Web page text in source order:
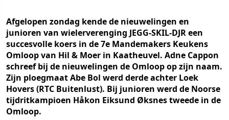
Afgelopen zondag kende de nieuwelingen en
junioren van wielerverenging JEGG-SKIL-DJR een
succesvolle koers in de 7e Mandemakers Keukens
Omloop van Hil & Moer in Kaatheuvel. Adne Cappon
schreef bij de nieuwelingen de Omloop op zijn naam.
Zijn ploegmaat Abe Bol werd derde achter Loek
Hovers (RTC Buitenlust). Bij junioren werd de Noorse
tijdritkampioen Håkon Eiksund Øksnes tweede in de
Omloop.